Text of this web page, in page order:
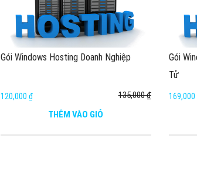
Gói Windows Hosting Doanh Nghiệp
120,000 ₫
135,000 ₫
THÊM VÀO GIỎ
Gói
Tử
169,000